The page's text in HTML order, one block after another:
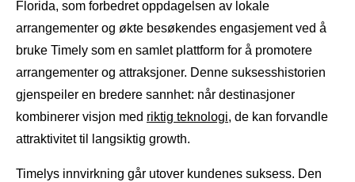
Florida, som forbedret oppdagelsen av lokale
arrangementer og økte besøkendes engasjement ved å
bruke Timely som en samlet plattform for å promotere
arrangementer og attraksjoner. Denne suksesshistorien
gjenspeiler en bredere sannhet: når destinasjoner
kombinerer visjon med riktig teknologi, de kan forvandle
attraktivitet til langsiktig growth.
Timelys innvirkning går utover kundenes suksess. Den